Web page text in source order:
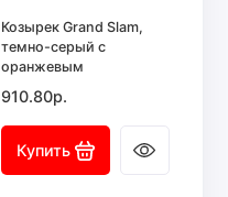
Козырек Grand Slam,
темно-серый с
оранжевым
910.80р.
Купить